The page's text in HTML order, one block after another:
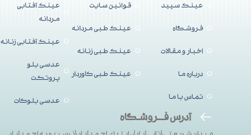
عینک سپید
فروشگاه
اخبار و مقالات
درباره ما
تماس با ما
قوانین سایت
عینک طبی مردانه
عینک طبی زنانه
عینک طبی کاوردار
عینک آفتابی
مردانه
عینک آفتابی زنانه
عدسی بلو
پروتکت
عدسی بلوکات
آدرس فــروشگاه